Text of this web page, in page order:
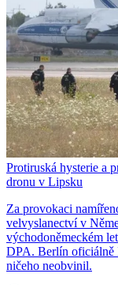
Protiruská hysterie a
dronu v Lipsku
Za provokaci
velvyslanectví v
východoněmeckém
DPA. Berlín oficiálně
ničeho neobvinil.